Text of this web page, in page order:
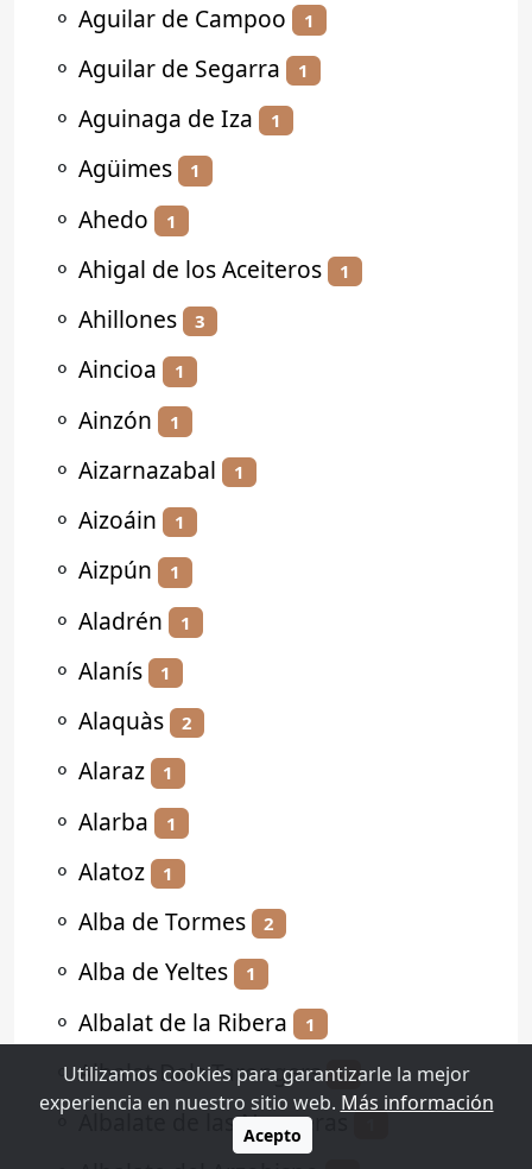
⚬ Aguilar de Campoo 1
⚬ Aguilar de Segarra 1
⚬ Aguinaga de Iza 1
⚬ Agüimes 1
⚬ Ahedo 1
⚬ Ahigal de los Aceiteros 1
⚬ Ahillones 3
⚬ Aincioa 1
⚬ Ainzón 1
⚬ Aizarnazabal 1
⚬ Aizoáin 1
⚬ Aizpún 1
⚬ Aladrén 1
⚬ Alanís 1
⚬ Alaquàs 2
⚬ Alaraz 1
⚬ Alarba 1
⚬ Alatoz 1
⚬ Alba de Tormes 2
⚬ Alba de Yeltes 1
⚬ Albalat de la Ribera 1
⚬Albalat Dels Tarongers 1
⚬ Albalate de las Nogueras
Utilizamos cookies para garantizarle la mejor
experiencia en nuestro sitio web. Más información
Acepto